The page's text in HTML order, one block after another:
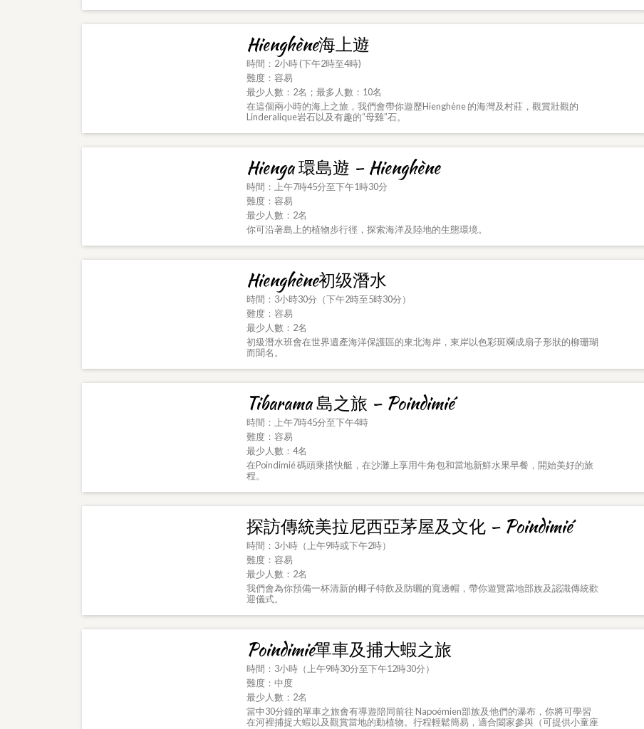
Hienghène海上遊
時間：2小時 (下午2時至4時)
難度：容易
最少人數：2名；最多人數：10名
在這個兩小時的海上之旅，我們會帶你遊歷Hienghène 的海灣及村莊，觀賞壯觀的
Linderalique岩石以及有趣的“母雞”石。
Hienga 環島遊 – Hienghène
時間：上午7時45分至下午1時30分
難度：容易
最少人數：2名
你可沿著島上的植物步行徑，探索海洋及陸地的生態環境。
Hienghène初级潛水
時間：3小時30分（下午2時至5時30分）
難度：容易
最少人數：2名
初級潛水班會在世界遺產海洋保護區的東北海岸，東岸以色彩斑斕成扇子形狀的柳珊瑚
而聞名。
Tibarama 島之旅 – Poindimié
時間：上午7時45分至下午4時
難度：容易
最少人數：4名
在Poindimié 碼頭乘搭快艇，在沙灘上享用牛角包和當地新鮮水果早餐，開始美好的旅
程。
探訪傳統美拉尼西亞茅屋及文化 – Poindimié
時間：3小時（上午9時或下午2時）
難度：容易
最少人數：2名
我們會為你預備一杯清新的椰子特飲及防曬的寬邊帽，帶你遊覽當地部族及認識傳統歡
迎儀式。
Poindimié單車及捕大蝦之旅
時間：3小時（上午9時30分至下午12時30分）
難度：中度
最少人數：2名
當中30分鐘的單車之旅會有導遊陪同前往 Napoémien部族及他們的瀑布，你將可學習
在河裡捕捉大蝦以及觀賞當地的動植物。行程輕鬆簡易，適合闔家參與（可提供小童座